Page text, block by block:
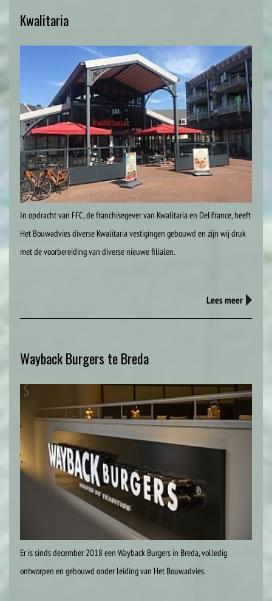
Kwalitaria
In opdracht van FFC, de franchisegever van Kwalitaria en Delifrance, heeft
Het Bouwadvies diverse Kwalitaria vestigingen gebouwd en zijn wij druk
met de voorbereiding van diverse nieuwe filialen.
Lees meer
Wayback Burgers te Breda
Er is sinds december 2018 een Wayback Burgers in Breda, volledig
ontworpen en gebouwd onder leiding van Het Bouwadvies.